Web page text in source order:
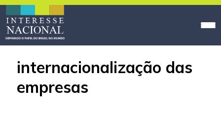
internacionalização das
empresas